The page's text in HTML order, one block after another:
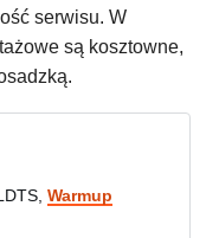
serwisu. W
są kosztowne,
Warmup